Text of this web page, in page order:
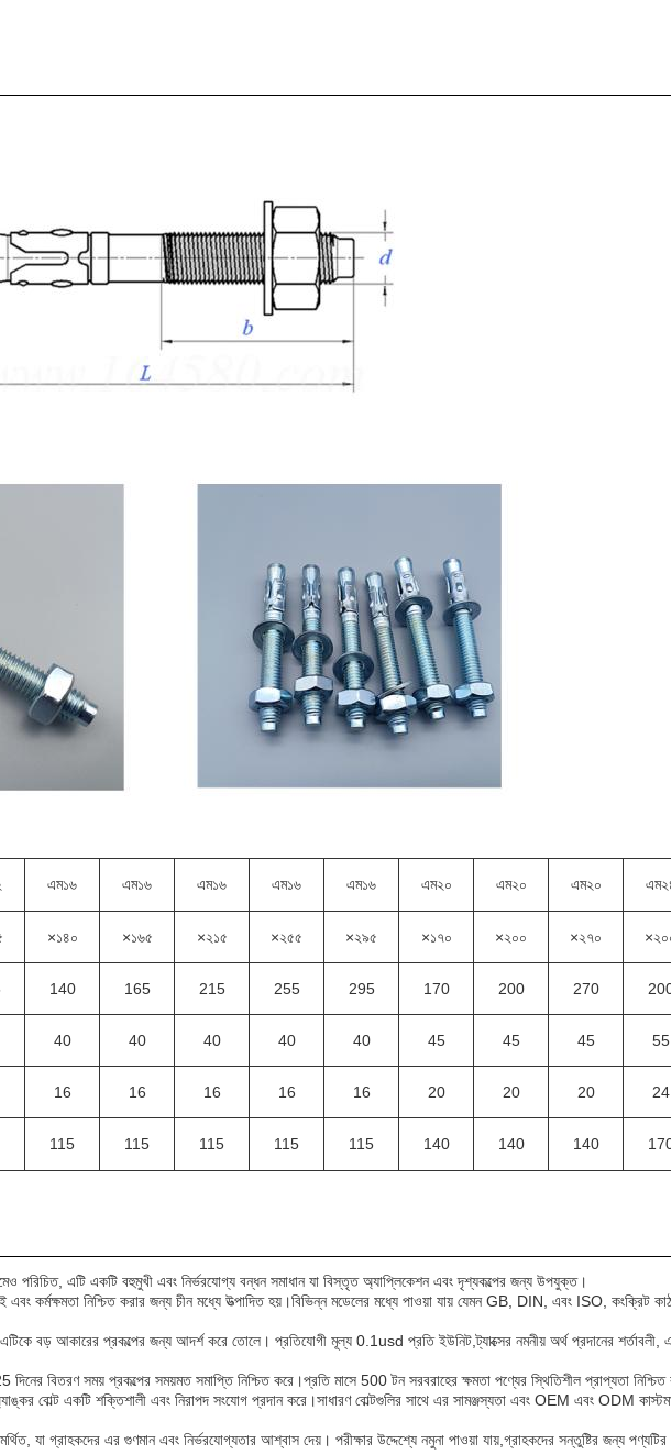
এম১৬ এম১৬ এম১৬ এম১৬ এম১৬ এম২০ এম২০ এম২০
×১৪০ ×১৬৫ ×২১৫ ×২৫৫ ×২৯৫ ×১৭০ ×২০০ ×২৭০
140 165 215 255 295 170 200 270
40 40 40 40 40 45 45 45 55
16 16 16 16 16 20 20 20 24
115 115 115 115 115 140 140 140
পরিচিত, এটি একটি বহুমুখী এবং নির্ভরযোগ্য বন্ধন সমাধান যা বিস্তৃত অ্যাপ্লিকেশন এবং দৃশ্যকল্পের জন্য উপযুক্ত।
এবং কর্মক্ষমতা নিশ্চিত করার জন্য চীন মধ্যে উত্পাদিত হয়।বিভিন্ন মডেলের মধ্যে পাওয়া যায় যেমন GB, DIN, এবং ISO, কংক্রিট
বড় আকারের প্রকল্পের জন্য আদর্শ করে তোলে। প্রতিযোগী মূল্য 0.1usd প্রতি ইউনিট,ট্যাক্সের নমনীয় অর্থ প্রদানের শর্তাবলী,
বিতরণ সময় প্রকল্পের সময়মত সমাপ্তি নিশ্চিত করে।প্রতি মাসে 500 টন সরবরাহের ক্ষমতা পণ্যের স্থিতিশীল প্রাপ্যতা
বোল্ট একটি শক্তিশালী এবং নিরাপদ সংযোগ প্রদান করে।সাধারণ বোল্টগুলির সাথে এর সামঞ্জস্যতা এবং OEM এবং ODM
যা গ্রাহকদের এর গুণমান এবং নির্ভরযোগ্যতার আশ্বাস দেয়। পরীক্ষার উদ্দেশ্যে নমুনা পাওয়া যায়,গ্রাহকদের সন্তুষ্টির জন্য